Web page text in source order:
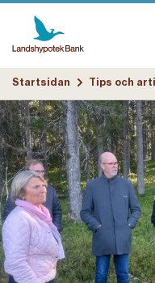
Startsidan Tips och